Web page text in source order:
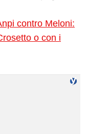
contro Meloni:
o con i